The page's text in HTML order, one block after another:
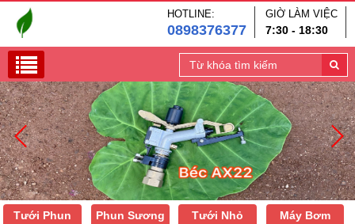
HOTLINE:
0898376377
GIỜ LÀM VIỆC
7:30 - 18:30
Tưới Phun
Phun Sương
Tưới Nhỏ
Máy Bơm